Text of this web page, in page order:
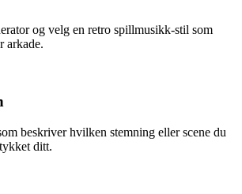
og velg en retro spillmusikk-stil som
arkade.
beskriver hvilken stemning eller scene du
ditt.